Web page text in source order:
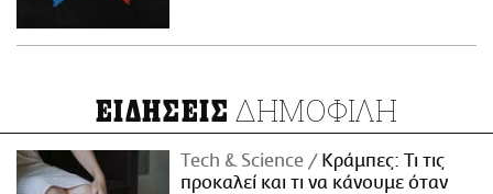
ΕΙΔΗΣΕΙΣ ΔΗΜΟΦΙΛΗ
Τech & Science
Κράμπες: Τι τις
προκαλεί και τι να κάνουμε όταν